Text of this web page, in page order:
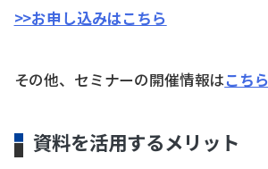
>>お申し込みはこちら
その他、セミナーの開催情報はこちら
資料を活用するメリット